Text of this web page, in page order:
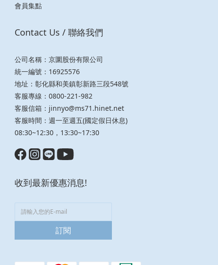
會員集點
Contact Us / 聯絡我們
公司名稱：京圜股份有限公司
統一編號：16925576
地址：彰化縣和美鎮彰新路三段548號
客服專線：0800-221-982
客服信箱： jinnyo@ms71.hinet.net
客服時間：週一至週五(國定假日休息)
08:30~12:30，13:30~17:30
收到最新優惠消息!
訂閱